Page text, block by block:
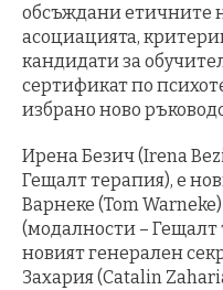
обсъждани етичните
асоциацията,
кандидати за
сертификат по
избрано ново
Ирена Безич (Irena
Гещалт терапия), е
Варнеке (Tom
(модалности – Гещалт
новият генерален
Захария (Catalin